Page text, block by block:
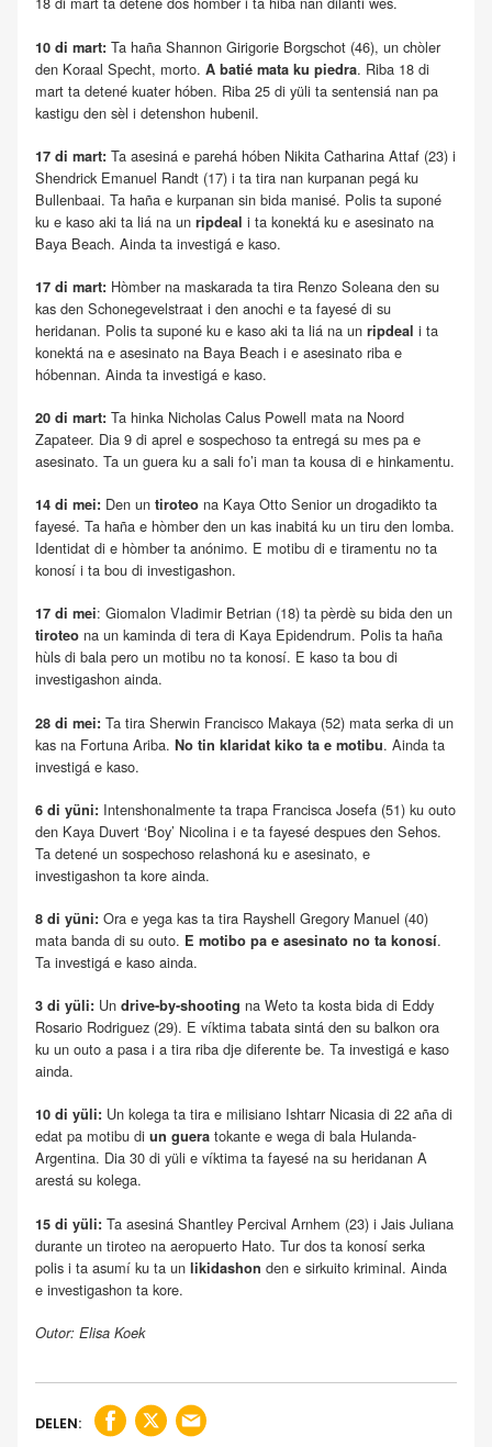
10 di mart: Ta haña Shannon Girigorie Borgschot (46), un chòler
den Koraal Specht, morto. A batié mata ku piedra. Riba 18 di
mart ta detené kuater hóben. Riba 25 di yüli ta sentensiá nan pa
kastigu den sèl i detenshon hubenil.
17 di mart: Ta asesiná e parehá hóben Nikita Catharina Attaf (23) i
Shendrick Emanuel Randt (17) i ta tira nan kurpanan pegá ku
Bullenbaai. Ta haña e kurpanan sin bida manisé. Polis ta suponé
ku e kaso aki ta liá na un ripdeal i ta konektá ku e asesinato na
Baya Beach. Ainda ta investigá e kaso.
17 di mart: Hòmber na maskarada ta tira Renzo Soleana den su
kas den Schonegevelstraat i den anochi e ta fayesé di su
heridanan. Polis ta suponé ku e kaso aki ta liá na un ripdeal i ta
konektá na e asesinato na Baya Beach i e asesinato riba e
hóbennan. Ainda ta investigá e kaso.
20 di mart: Ta hinka Nicholas Calus Powell mata na Noord
Zapateer. Dia 9 di aprel e sospechoso ta entregá su mes pa e
asesinato. Ta un guera ku a sali fo’i man ta kousa di e hinkamentu.
14 di mei: Den un tiroteo na Kaya Otto Senior un drogadikto ta
fayesé. Ta haña e hòmber den un kas inabitá ku un tiru den lomba.
Identidat di e hòmber ta anónimo. E motibu di e tiramentu no ta
konosí i ta bou di investigashon.
17 di mei: Giomalon Vladimir Betrian (18) ta pèrdè su bida den un
tiroteo na un kaminda di tera di Kaya Epidendrum. Polis ta haña
hùls di bala pero un motibu no ta konosí. E kaso ta bou di
investigashon ainda.
28 di mei: Ta tira Sherwin Francisco Makaya (52) mata serka di un
kas na Fortuna Ariba. No tin klaridat kiko ta e motibu. Ainda ta
investigá e kaso.
6 di yüni: Intenshonalmente ta trapa Francisca Josefa (51) ku outo
den Kaya Duvert ‘Boy’ Nicolina i e ta fayesé despues den Sehos.
Ta detené un sospechoso relashoná ku e asesinato, e
investigashon ta kore ainda.
8 di yüni: Ora e yega kas ta tira Rayshell Gregory Manuel (40)
mata banda di su outo. E motibo pa e asesinato no ta konosí.
Ta investigá e kaso ainda.
3 di yüli: Un drive-by-shooting na Weto ta kosta bida di Eddy
Rosario Rodriguez (29). E víktima tabata sintá den su balkon ora
ku un outo a pasa i a tira riba dje diferente be. Ta investigá e kaso
ainda.
10 di yüli: Un kolega ta tira e milisiano Ishtarr Nicasia di 22 aña di
edat pa motibu di un guera tokante e wega di bala Hulanda-
Argentina. Dia 30 di yüli e víktima ta fayesé na su heridanan A
arestá su kolega.
15 di yüli: Ta asesiná Shantley Percival Arnhem (23) i Jais Juliana
durante un tiroteo na aeropuerto Hato. Tur dos ta konosí serka
polis i ta asumí ku ta un likidashon den e sirkuito kriminal. Ainda
e investigashon ta kore.
Outor: Elisa Koek
DELEN: